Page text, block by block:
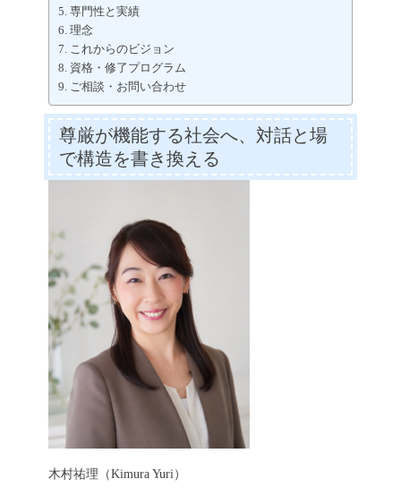
専門性と実績
理念
これからのビジョン
資格・修了プログラム
ご相談・お問い合わせ
尊厳が機能する社会へ、対話と場
で構造を書き換える
木村祐理（Kimura Yuri）